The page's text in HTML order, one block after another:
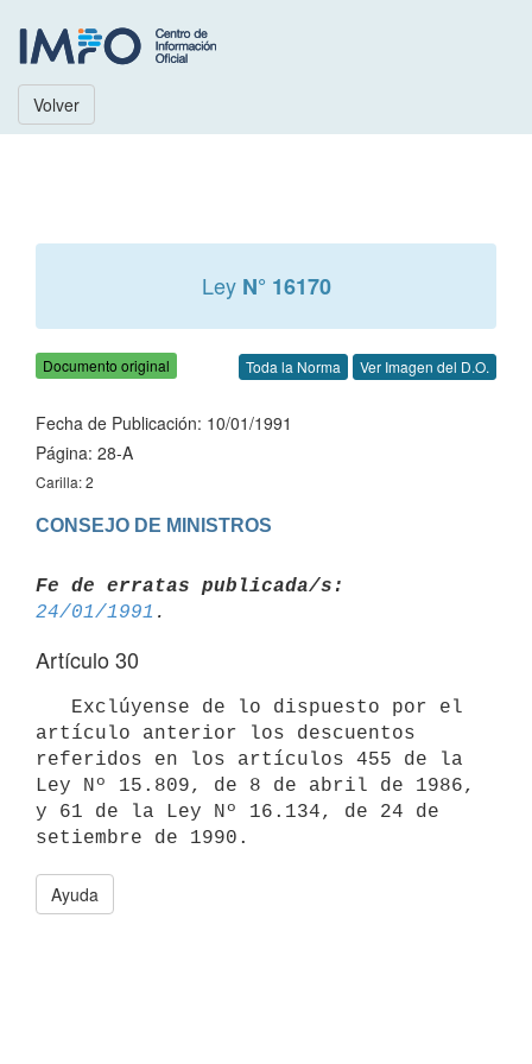
Volver
Ley N° 16170
Documento original Toda la Norma Ver Imagen del D.O.
Fecha de Publicación: 10/01/1991
Página: 28-A
Carilla: 2
CONSEJO DE MINISTROS
Fe de erratas publicada/s:
24/01/1991
Artículo 30
artículo anterior los descuentos
referidos en los artículos 455 de la
Ley Nº 15.809, de 8 de abril de 1986,
y 61 de la Ley Nº 16.134, de 24 de
Ayuda